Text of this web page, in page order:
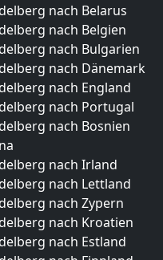
nach Belarus
nach Belgien
nach Bulgarien
nach Dänemark
nach England
nach Portugal
nach Bosnien
nach Irland
nach Lettland
nach Zypern
nach Kroatien
nach Estland